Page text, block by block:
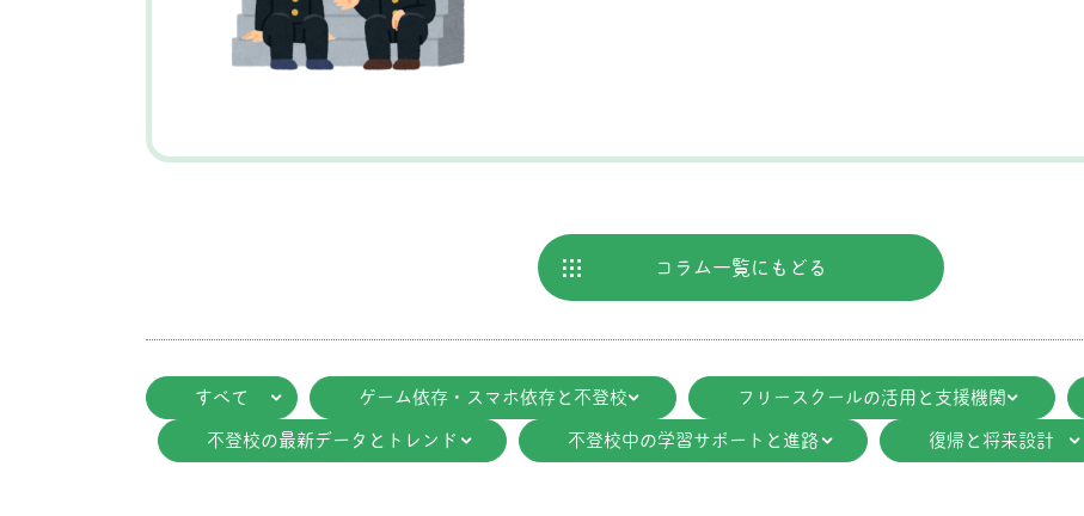
コラム一覧にもどる
すべて ゲーム依存・スマホ依存と不登校 フリースクールの活用と支援機関
不登校の最新データとトレンド
不登校中の学習サポートと進路 復帰と将来設計